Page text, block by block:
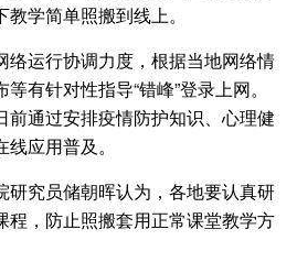
学简单照搬到线上。
运行协调力度，根据当地网络情
有针对性指导“错峰”登录上网。
前通过安排疫情防护知识、心理健
应用普及。
究员储朝晖认为，各地要认真研
程，防止照搬套用正常课堂教学方